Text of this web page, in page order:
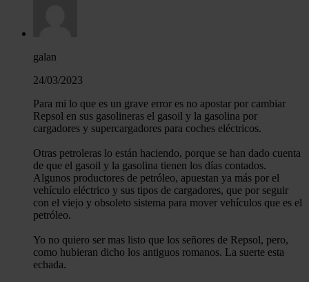
galan
24/03/2023
Para mi lo que es un grave error es no apostar por cambiar
Repsol en sus gasolineras el gasoil y la gasolina por
cargadores y supercargadores para coches eléctricos.
Otras petroleras lo están haciendo, porque se han dado cuenta
de que el gasoil y la gasolina tienen los días contados.
Algunos productores de petróleo, apuestan ya más por el
vehículo eléctrico y sus tipos de cargadores, que por seguir
con el viejo y obsoleto sistema para mover vehículos que es el
petróleo.
Yo no quiero ser mas listo que los señores de Repsol, pero,
como hubieran dicho los antiguos romanos. La suerte esta
echada.